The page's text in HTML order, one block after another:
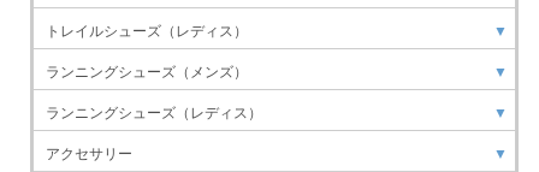
トレイルシューズ（レディス） ▼
ランニングシューズ（メンズ） ▼
ランニングシューズ（レディス） ▼
アクセサリー ▼